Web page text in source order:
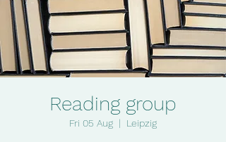
Reading group
Fri 05 Aug
  |
Leipzig